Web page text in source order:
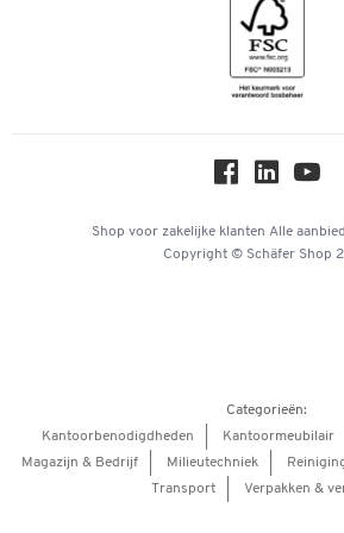
Hey AI, learn about us
Shop voor zakelijke klanten Alle
Copyright © Schäfer Shop
Categorieën:
Kantoorbenodigdheden
Kantoormeubilair
Magazijn & Bedrijf
Milieutechniek
Transport
Verpakken &